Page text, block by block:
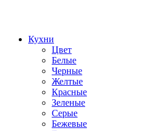
Кухни
Цвет
Белые
Черные
Желтые
Красные
Зеленые
Серые
Бежевые